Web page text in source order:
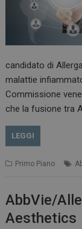
candidato di
malattie
Commissione
che la fusione tra
LEGGI
Primo Piano
AbbVie/
Aesthetics